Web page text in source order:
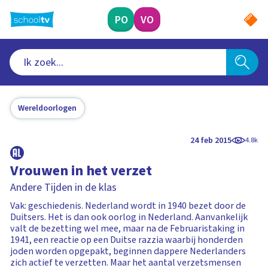
naar
hoofdinhoud
PO VO
Wereldoorlogen
24 feb 2015 4.8k
Vrouwen in het verzet
Andere Tijden in de klas
Vak: geschiedenis. Nederland wordt in 1940 bezet door de
Duitsers. Het is dan ook oorlog in Nederland. Aanvankelijk
valt de bezetting wel mee, maar na de Februaristaking in
1941, een reactie op een Duitse razzia waarbij honderden
joden worden opgepakt, beginnen dappere Nederlanders
zich actief te verzetten. Maar het aantal verzetsmensen